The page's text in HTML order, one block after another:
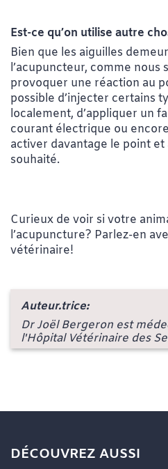
Est-ce qu’on utilise autre
Bien que les aiguilles
l’acupuncteur, comme nous
provoquer une réaction au
possible d’injecter certains
localement, d’appliquer un
courant électrique ou
activer davantage le point
souhaité.
Curieux de voir si votre
l’acupuncture? Parlez-en
vétérinaire!
Auteur.trice:
Dr Joël Bergeron est
l'Hôpital Vétérinaire des
DÉCOUVREZ AUSSI